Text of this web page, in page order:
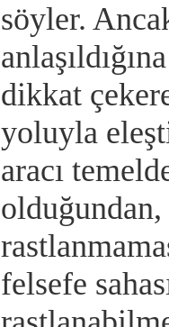
söyler.
dikkat
yoluyla
aracı
felsefe